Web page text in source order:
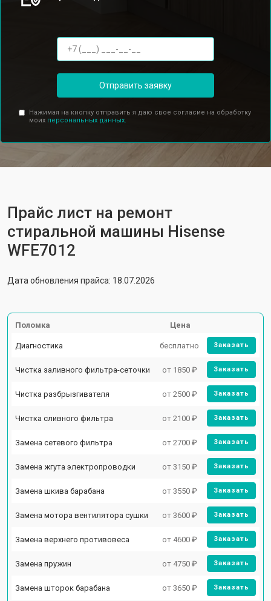
Отправить заявку
Нажимая на кнопку отправить я даю свое согласие на обработку
моих персональных данных.
Прайс лист на ремонт
стиральной машины Hisense
WFE7012
Дата обновления прайса: 18.07.2026
Поломка Цена
Диагностика бесплатно Заказать
Чистка заливного фильтра-сеточки от 1850 ₽ Заказать
Чистка разбрызгивателя от 2500 ₽ Заказать
Чистка сливного фильтра от 2100 ₽ Заказать
Замена сетевого фильтра от 2700 ₽ Заказать
Замена жгута электропроводки от 3150 ₽ Заказать
Замена шкива барабана от 3550 ₽ Заказать
Замена мотора вентилятора сушки от 3600 ₽ Заказать
Замена верхнего противовеса от 4600 ₽ Заказать
Замена пружин от 4750 ₽ Заказать
Замена шторок барабана от 3650 ₽ Заказать